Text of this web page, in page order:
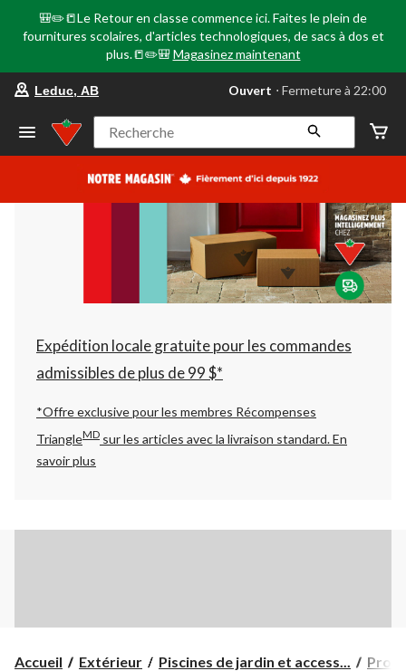
🎒✏️📒Le Retour en classe commence ici. Faites le plein de
fournitures scolaires, d'articles technologiques, de sacs à dos et
plus.📒✏️🎒 Magasinez maintenant
votre
préféré
Leduc,
AB,
courament
Fermeture
à
22:00
cliquer
pour
changer
Leduc, AB Ouvert ⋅ Fermeture à 22:00
Recherche
Expédition locale gratuite pour les commandes
admissibles de plus de 99 $*
*Offre exclusive pour les membres Récompenses
TriangleMD sur les articles avec la livraison standard.En
savoir plus
Accueil Extérieur Piscines de jardin et access...